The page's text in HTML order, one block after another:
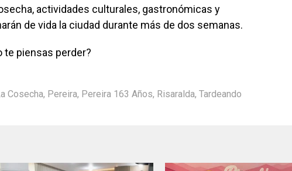
actividades culturales, gastronómicas y
de vida la ciudad durante más de dos semanas.
te piensas perder?
Cosecha, Pereira, Pereira 163 Años, Risaralda, Tardeando